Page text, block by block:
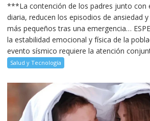
***La contención de los padres junto con
diaria, reducen los episodios de ansiedad
más pequeños tras una emergencia…
la estabilidad emocional y física de la
evento sísmico requiere la atención
Salud y Tecnología